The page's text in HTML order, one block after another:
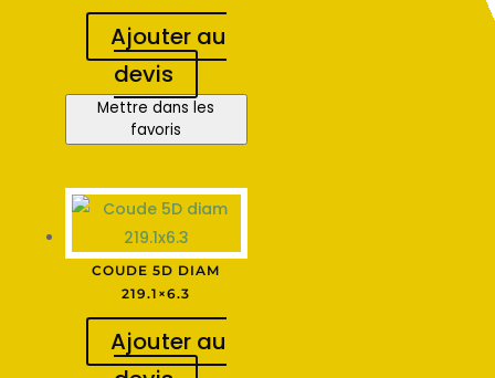
Ajouter au
devis
Mettre dans les
favoris
COUDE 5D DIAM
219.1×6.3
Ajouter au